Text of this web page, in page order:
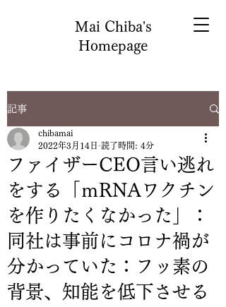
Mai Chiba's
Homepage
記事
ファイザーCEO言い逃れ
をする「ｍRNAワクチン
を作りたくなかった」：
同社は事前にコロナ禍が
分かっていた：フッ素の
背景、知能を低下させる
chibamai
2022年3月14日 読了時間: 4分